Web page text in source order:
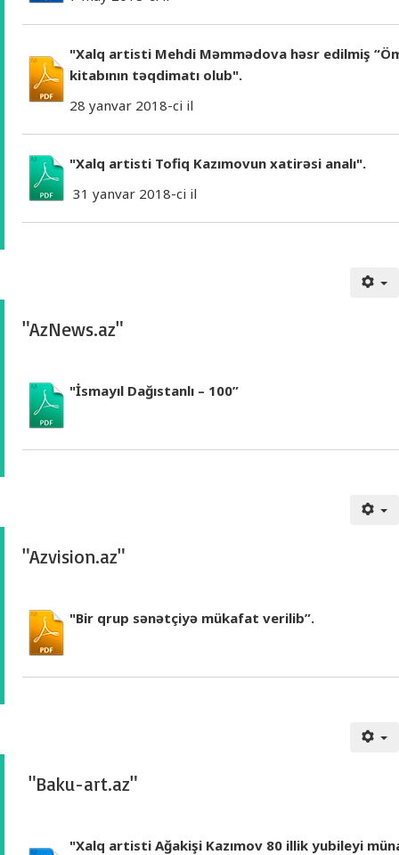
"Xalq artisti Mehdi Məmmədova həsr edilmiş
kitabının təqdimatı olub".
28 yanvar 2018-ci il
"Xalq artisti Tofiq Kazımovun xatirəsi analı".
31 yanvar 2018-ci il
"AzNews.az"
"İsmayıl Dağıstanlı – 100”
"Azvision.az"
"Bir qrup sənətçiyə mükafat verilib”.
"Baku-art.az"
"Xalq artisti Ağakişi Kazımov 80 illik yubileyi